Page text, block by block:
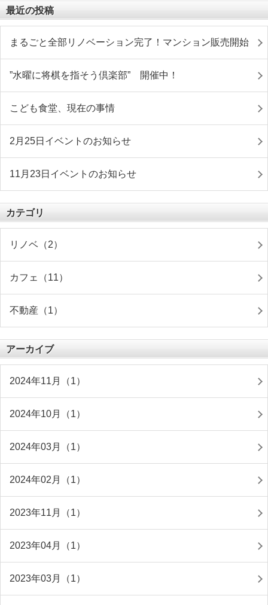
最近の投稿
まるごと全部リノベーション完了！マンション販売開始
”水曜に将棋を指そう倶楽部” 開催中！
こども食堂、現在の事情
2月25日イベントのお知らせ
11月23日イベントのお知らせ
カテゴリ
リノベ（2）
カフェ（11）
不動産（1）
アーカイブ
2024年11月（1）
2024年10月（1）
2024年03月（1）
2024年02月（1）
2023年11月（1）
2023年04月（1）
2023年03月（1）